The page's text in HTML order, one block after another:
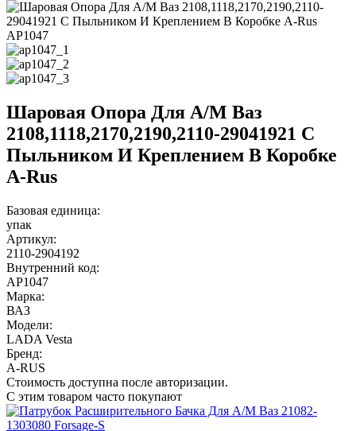
АР1047
Шаровая Опора Для А/М Ваз
2108,1118,2170,2190,2110-29041921 С
Пыльником И Креплением В Коробке
A-Rus
Базовая единица:
упак
Артикул:
2110-2904192
Внутренний код:
АР1047
Марка:
ВАЗ
Модели:
LADA Vesta
Бренд:
A-RUS
Стоимость доступна после авторизации.
С этим товаром часто покупают